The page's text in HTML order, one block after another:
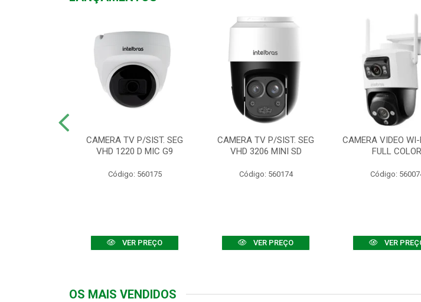
CAMERA TV P/SIST. SEG
VHD 1220 D MIC G9
Código: 560175
VER PREÇO
CAMERA TV P/SIST. SEG
VHD 3206 MINI SD
Código: 560174
VER PREÇO
CAMERA VIDEO
FULL COLOR
Código:
VER
OS MAIS VENDIDOS